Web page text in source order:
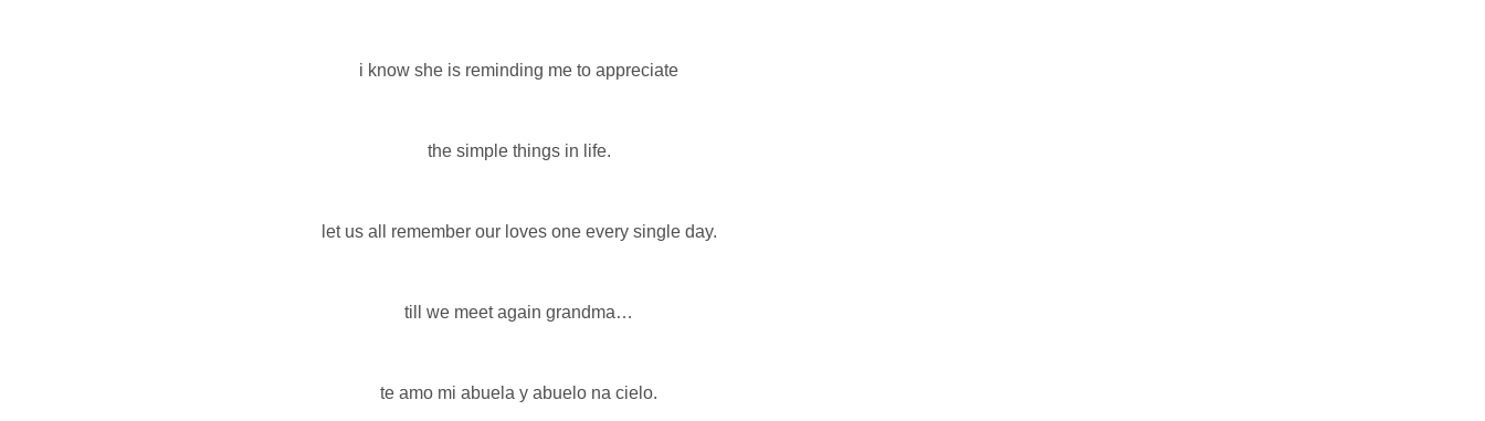
i know she is reminding me to appreciate
the simple things in life.
let us all remember our loves one every single day.
till we meet again grandma…
te amo mi abuela y abuelo na cielo.